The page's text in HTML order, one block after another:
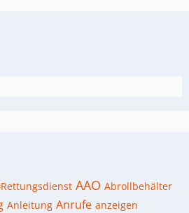
AAO Abrollbehälter
Anleitung Anrufe anzeigen